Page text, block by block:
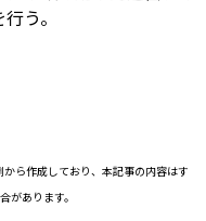
う。
ら作成しており、本記事の内容はす
があります。